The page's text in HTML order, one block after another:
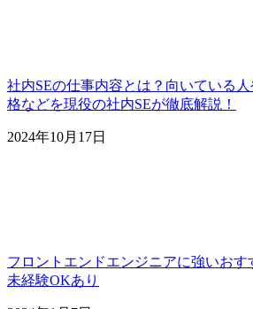
社内SEの仕事内容とは？向いている
格などを現役の社内SEが徹底解説！
2024年10月17日
フロントエンドエンジニアに強いおす
未経験OKあり